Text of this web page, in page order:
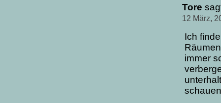
Tore
12 März,
Ich
immer